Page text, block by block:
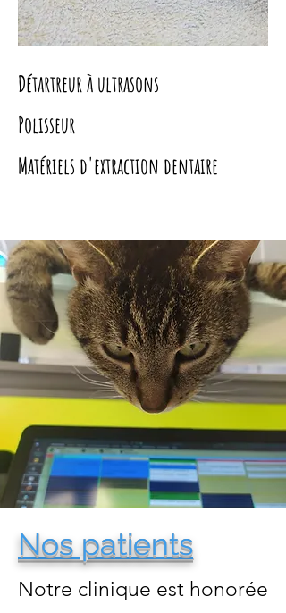
Détartreur à ultrasons
Polisseur
Matériels d'extraction dentaire
Nos patients
Notre clinique est honorée